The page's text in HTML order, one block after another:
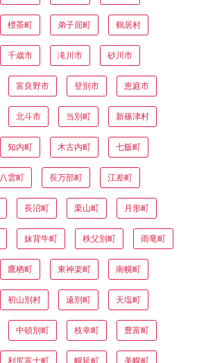
標茶町 弟子屈町 鶴居村
千歳市 滝川市 砂川市
富良野市 登別市 恵庭市
北斗市 当別町 新篠津村
知内町 木古内町 七飯町
八雲町 長万部町 江差町
長沼町 栗山町 月形町
妹背牛町 秩父別町 雨竜町
鷹栖町 東神楽町 南幌町
初山別村 遠別町 天塩町
中頓別町 枝幸町 豊富町
利尻富士町 幌延町 美幌町